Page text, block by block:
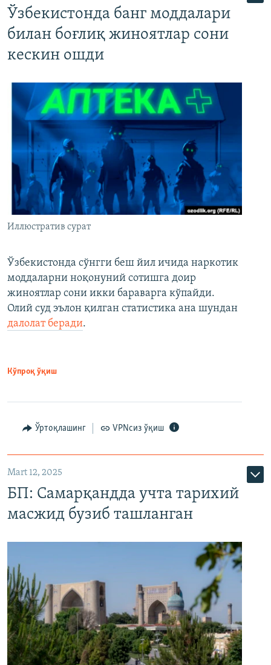
Ўзбекистонда банг моддалари
билан боғлиқ жиноятлар сони
кескин ошди
Иллюстратив сурат
Ўзбекистонда сўнгги беш йил ичида наркотик
моддаларни ноқонуний сотишга доир
жиноятлар сони икки бараварга кўпайди.
Олий суд эълон қилган статистика ана шундан
далолат беради.
Кўпроқ ўқиш
Ўртоқлашинг VPNсиз ўқиш
Mart 12, 2025
БП: Самарқандда учта тарихий
масжид бузиб ташланган